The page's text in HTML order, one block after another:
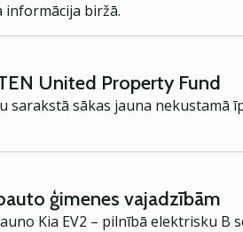
informācija biržā.
United Property Fund
sākas jauna nekustamā
ģimenes vajadzībām
Kia EV2 – pilnībā elektrisku B